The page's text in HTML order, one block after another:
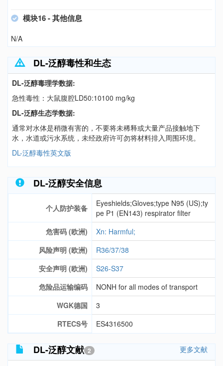
模块16 - 其他信息
N/A
DL-泛醇毒性和生态
DL-泛醇毒理学数据:
急性毒性：大鼠腹腔LD50:10100 mg/kg
DL-泛醇生态学数据:
通常对水体是稍微有害的，不要将未稀释或大量产品接触地下
水，水道或污水系统，未经政府许可勿将材料排入周围环境。
DL-泛醇毒性英文版
DL-泛醇安全信息
个人防护装备
Eyeshields;Gloves;type N95 (US);ty
pe P1 (EN143) respirator filter
危害码 (欧洲)
Xn: Harmful;
风险声明 (欧洲)
R36/37/38
安全声明 (欧洲)
S26-S37
危险品运输编码
NONH for all modes of transport
WGK德国
3
RTECS号
ES4316500
DL-泛醇文献 2 更多文献